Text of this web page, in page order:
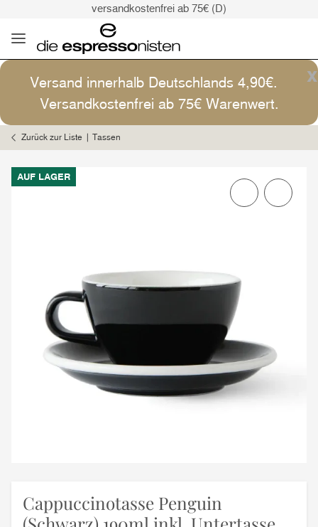
versandkostenfrei ab 75€ (D)
Versand: 4,90€ (D)
versandkostenfrei ab 75€ (D)
Kaffee ist Kunst
x
Versand innerhalb Deutschlands 4,90€.
Versandkostenfrei ab 75€ Warenwert.
Zurück zur Liste Tassen
AUF LAGER
Cappuccinotasse Penguin